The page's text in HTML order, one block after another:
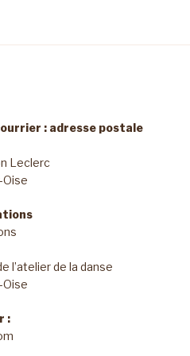
: adresse postale
Leclerc
l’atelier de la danse
: